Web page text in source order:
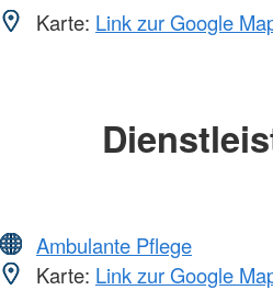
Karte: Link zur Google
Ambulante Pflege
Karte: Link zur Google